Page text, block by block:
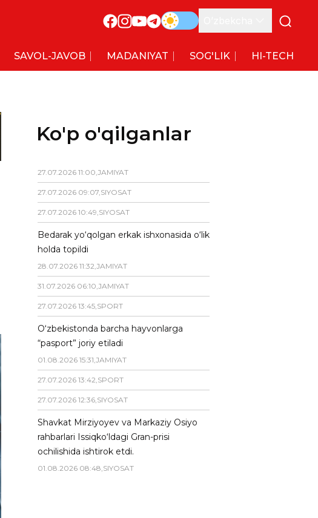
SAVOL-JAVOB MADANIYAT SOG'LIK HI-TECH
Ko'p o'qilganlar
27.07.2026 11:00,JAMIYAT
27.07.2026 09:07,SIYOSAT
27.07.2026 10:49,SIYOSAT
Bedarak yo‘qolgan erkak ishxonasida o‘lik
holda topildi
28.07.2026 11:32,JAMIYAT
31.07.2026 06:10,JAMIYAT
27.07.2026 13:45,SPORT
O‘zbekistonda barcha hayvonlarga
“pasport” joriy etiladi
01.08.2026 15:31,JAMIYAT
27.07.2026 13:42,SPORT
27.07.2026 12:36,SIYOSAT
Shavkat Mirziyoyev va Markaziy Osiyo
rahbarlari Issiqko‘ldagi Gran-prisi
ochilishida ishtirok etdi.
01.08.2026 08:48,SIYOSAT